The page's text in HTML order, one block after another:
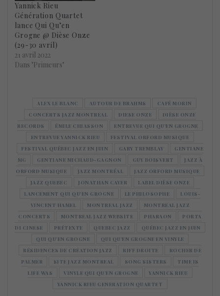
Yannick Rieu
Génération Quartet
lance Qui Qu’en
Grogne @ Dièse Onze
(29-30 avril)
21 avril 2022
Dans "Primeurs"
ALEX LE BLANC AUTOUR DE BRAHMS
CAFÉ MORIN
CONCERTS JAZZ MONTREAL
DIESE ONZE
DIÈSE ONZE
RECORDS
ÉMILE CHIASSON
ENTREVUE QUI QU'EN GROGNE
ENTREVUE YANNICK RIEU
FESTIVAL ORFORD MUSIQUE
FESTIVAL QUÉBEC JAZZ EN JUIN
GARY TREMBLAY
GENTIANE
MG
GENTIANE MICHAUD-GAGNON GUY BOISVERT
JAZZ À
ORFORD MUSIQUE
JAZZ MONTRÉAL
JAZZ ORFORD MUSIQUE
JAZZ QUEBEC
JONATHAN CAYER
LABEL DIÈSE ONZE
LANCEMENT QUI QU'EN GROGNE
LE PHILOSOPHE
LOUIS-
VINCENT HAMEL
MONTREAL JAZZ
MONTREAL JAZZ
CONCERTS
MONTREAL JAZZ WEBSITE PHARAON
PORTA
DI CINESE
PRÉTEXTE QUEBEC JAZZ
QUÉBEC JAZZ EN JUIN
QUI QU'EN GROGNE
QUI QU'EN GROGNE EN VINYLE
RÉSIDENCES DE CRÉATION JAZZ
RIFF DROITE
ROCHER DE
PALMER
SITE JAZZ MONTREAL SONG SISTERS
TIME IS
LIFE WAS
VINYLE QUI QU'EN GROGNE
YANNICK RIEU
YANNICK RIEU GENERATION QUARTET